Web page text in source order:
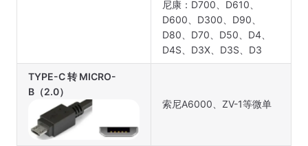
尼康：D700、D610、
D600、D300、D90、
D80、D70、D50、D4、
D4S、D3X、D3S、D3
TYPE-C 转 MICRO-
B（2.0）
索尼A6000、ZV-1等微单